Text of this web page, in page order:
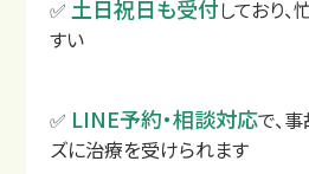
✅土日祝日も受付しており
すい
✅ LINE予約・相談対応で、
ズに治療を受けられます